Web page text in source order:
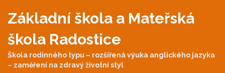
Základní škola a Mateřská
škola Radostice
Škola rodinného typu – rozšířená výuka anglického jazyka
– zaměření na zdravý životní styl